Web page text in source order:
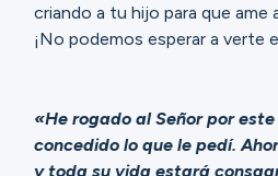
criando a tu hijo para que ame
¡No podemos esperar a verte
«He rogado al Señor por
concedido lo que le pedí.
y toda su vida estará